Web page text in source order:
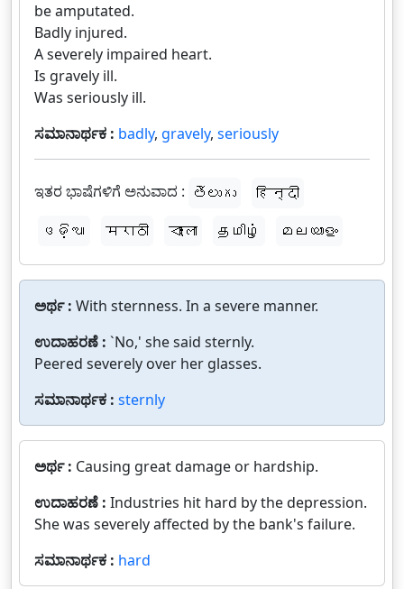
be amputated.
Badly injured.
A severely impaired heart.
Is gravely ill.
Was seriously ill.
ಸಮಾನಾರ್ಥಕ : badly, gravely, seriously
ಇತರ ಭಾಷೆಗಳಿಗೆ ಅನುವಾದ : తెలుగు
हिन्दी
ଓଡ଼ିଆ
मराठी বাংলা தமிழ் മലയാളം
ಅರ್ಥ : With sternness. In a severe manner.
ಉದಾಹರಣೆ : `No,' she said sternly.
Peered severely over her glasses.
ಸಮಾನಾರ್ಥಕ : sternly
ಅರ್ಥ : Causing great damage or hardship.
ಉದಾಹರಣೆ : Industries hit hard by the depression.
She was severely affected by the bank's failure.
ಸಮಾನಾರ್ಥಕ : hard